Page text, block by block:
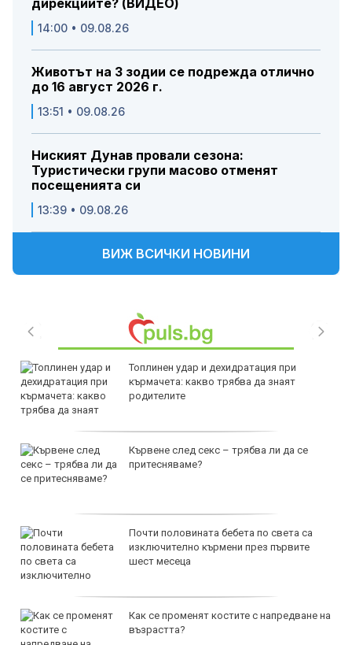
дирекциите? (ВИДЕО)
14:00 • 09.08.26
Животът на 3 зодии се подрежда отлично
до 16 август 2026 г.
13:51 • 09.08.26
Ниският Дунав провали сезона:
Туристически групи масово отменят
посещенията си
13:39 • 09.08.26
ВИЖ ВСИЧКИ НОВИНИ
Топлинен удар и дехидратация при
кърмачета: какво трябва да знаят
родителите
Кървене след секс – трябва ли да се
притесняваме?
Почти половината бебета по света са
изключително кърмени през първите
шест месеца
Как се променят костите с напредване на
възрастта?